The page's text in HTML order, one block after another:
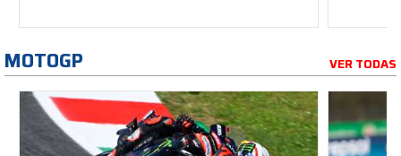
MOTOGP VER TODAS